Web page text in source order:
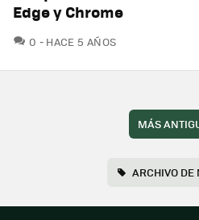
Edge y Chrome
0 COMENTARIOS
HACE 5 AÑOS
MÁS
ARCHIVO DE